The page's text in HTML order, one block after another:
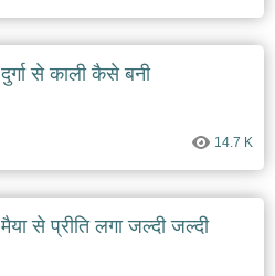
दुर्गा से काली कैसे बनी
14.7 K
मैया से प्रीति लगा जल्दी जल्दी